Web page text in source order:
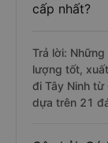
cấp nhất?
Trả lời:
lượng tốt,
đi Tây Ninh
dựa trên 21